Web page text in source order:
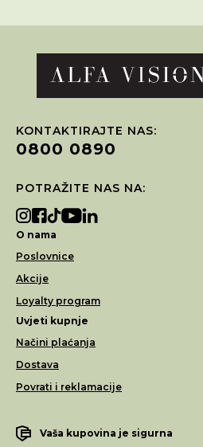
KONTAKTIRAJTE NAS:
0800 0890
POTRAŽITE NAS NA:
O nama
Poslovnice
Akcije
Loyalty program
Uvjeti kupnje
Načini plaćanja
Dostava
Povrati i reklamacije
Vaša kupovina je sigurna